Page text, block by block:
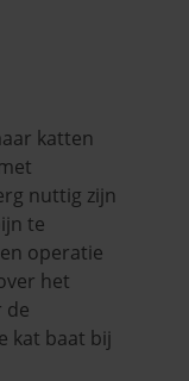
katten
nuttig zijn
te
operatie
het
de
kat baat bij